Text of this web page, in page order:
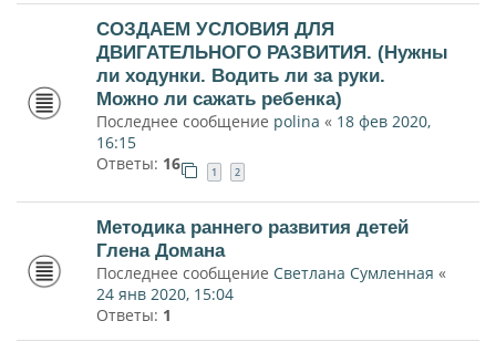
СОЗДАЕМ УСЛОВИЯ ДЛЯ
ДВИГАТЕЛЬНОГО РАЗВИТИЯ. (Нужны
ли ходунки. Водить ли за руки.
Можно ли сажать ребенка)
Последнее сообщение polina « 18 фев 2020,
16:15
Ответы: 16 1 2
Методика раннего развития детей
Глена Домана
Последнее сообщение Светлана Сумленная «
24 янв 2020, 15:04
Ответы: 1